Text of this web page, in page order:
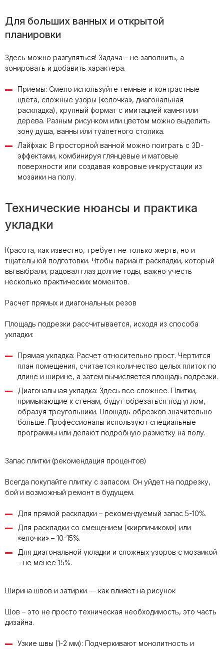
Для больших ванных и открытой
планировки
Здесь можно разгуляться! Задача – не заполнить, а
зонировать и добавить характера.
Приемы: Смело используйте темные и контрастные
цвета, сложные узоры («елочка», диагональная
раскладка), крупный формат с имитацией камня или
дерева. Разным рисунком или цветом можно выделить
зону душа, ванны или туалетного столика.
Лайфхак: В просторной ванной можно поиграть с 3D-
эффектами, комбинируя глянцевые и матовые
поверхности или создавая ковровые инкрустации из
мозаики на полу.
Технические нюансы и практика
укладки
Красота, как известно, требует не только жертв, но и
тщательной подготовки. Чтобы вариант раскладки, который
вы выбрали, радовал глаз долгие годы, важно учесть
несколько практических моментов.
Расчет прямых и диагональных резов
Площадь подрезки рассчитывается, исходя из способа
укладки:
Прямая укладка: Расчет относительно прост. Чертится
план помещения, считается количество целых плиток по
длине и ширине, а затем вычисляется площадь подрезки.
Диагональная укладка: Здесь все сложнее. Плитки,
примыкающие к стенам, будут обрезаться под углом,
образуя треугольники. Площадь обрезков значительно
больше. Профессионалы используют специальные
программы или делают подробную разметку на полу.
Запас плитки (рекомендация процентов)
Всегда покупайте плитку с запасом. Он уйдет на подрезку,
бой и возможный ремонт в будущем.
Для прямой раскладки – рекомендуемый запас 5-10%.
Для раскладки со смещением («кирпичиком») или
«елочки» – 10-15%.
Для диагональной укладки и сложных узоров с мозаикой
– не менее 15%.
Ширина швов и затирки — как влияет на рисунок
Шов – это не просто техническая необходимость, это часть
дизайна.
Узкие швы (1-2 мм): Подчеркивают монолитность и